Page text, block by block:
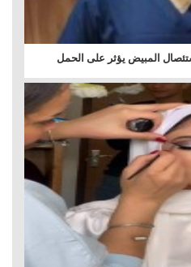
المبيض يؤثر على الحمل